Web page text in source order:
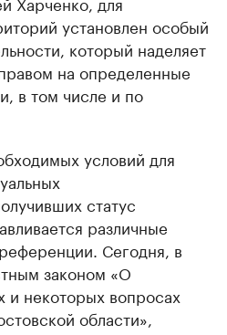
установлен особый
который наделяет
на определенные
в том числе и по
условий для
статус
различные
Сегодня, в
законом «О
и некоторых вопросах
области»,